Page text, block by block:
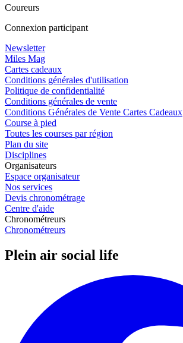
Coureurs
Connexion participant
Newsletter
Miles Mag
Cartes cadeaux
Conditions générales d'utilisation
Politique de confidentialité
Conditions générales de vente
Conditions Générales de Vente Cartes Cadeaux
Course à pied
Toutes les courses par région
Plan du site
Disciplines
Organisateurs
Espace organisateur
Nos services
Devis chronométrage
Centre d'aide
Chronométreurs
Chronométreurs
Plein air social life